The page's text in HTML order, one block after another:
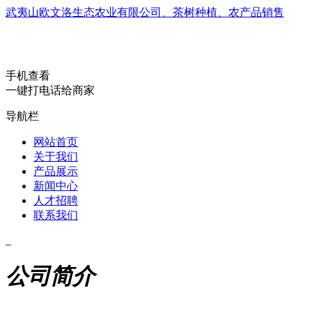
武夷山欧文洛生态农业有限公司、茶树种植、农产品销售
手机查看
一键打电话给商家
导航栏
网站首页
关于我们
产品展示
新闻中心
人才招聘
联系我们
公司简介